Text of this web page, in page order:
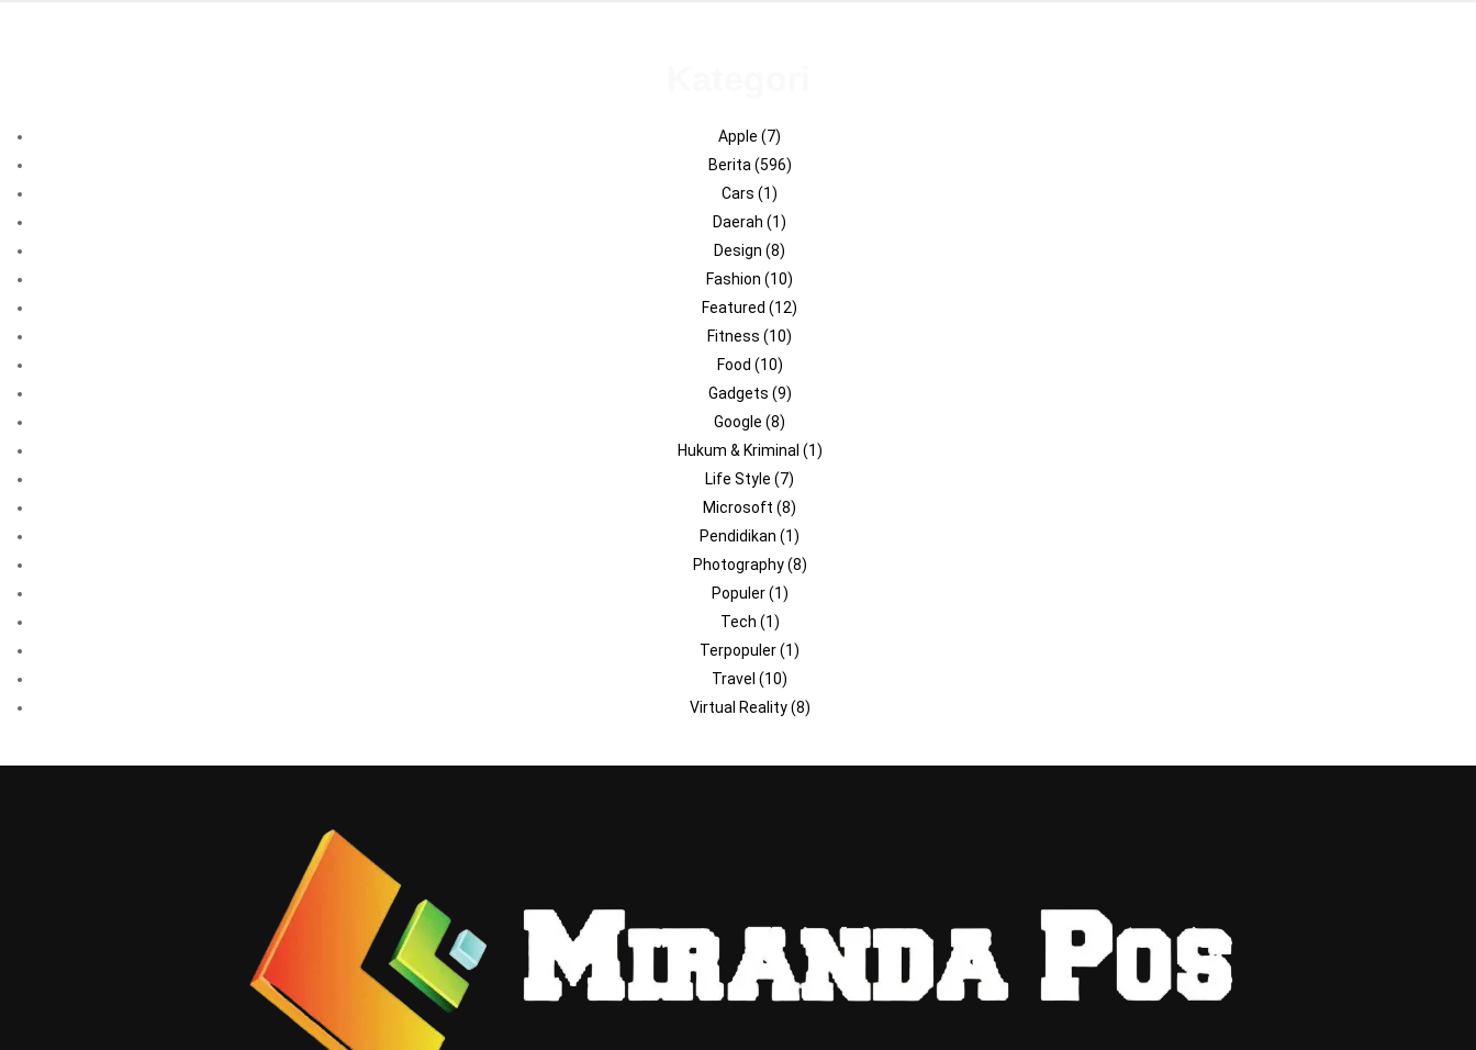
Apple (7)
Berita(596)
Cars (1)
Daerah (1)
Design (8)
Fashion (10)
Featured (12)
Fitness (10)
Food (10)
Gadgets (9)
Google (8)
Hukum & Kriminal (1)
Life Style (7)
Microsoft (8)
Pendidikan (1)
Photography(8)
Populer(1)
Tech (1)
Terpopuler(1)
Travel (10)
Virtual Reality(8)